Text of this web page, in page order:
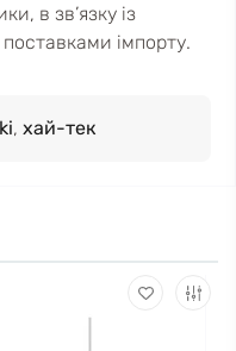
в зв’язку із
імпорту.
, хай-тек